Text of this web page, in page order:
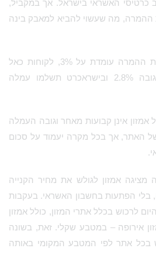
האשראי בישראל. אך במקביל,
מה שעשוי להביא למאבק בינה
לשם השוואה, במקס עמלת ההמרה עומדת על 3%, לקוחות כאל
משלמים עמלת המרה בגובה 2.8% ובישראכרט תשלמו עמלה
אינן קבועות מאחר וגובה העמלה
האתר, אך בכל מקרה יעמוד על סכום
אמזון לגולש את מחיר הקנייה
בלי הפתעות בחשבון האשראי. בעקבות
לרכוש בכלל אתרי המזון, כולל אמזון
אירופה – במטבע שקלי. זאת, בשונה
בכל אתר לפי המטבע המקומי באותה